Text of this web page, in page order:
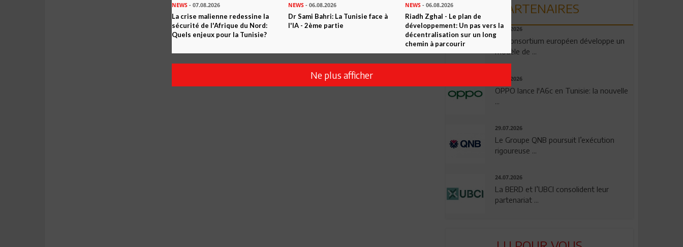
PARTENAIRES
06.08.2026
Un consortium européen développe un
modèle de ...
04.08.2026
OPPO lance l'A6c en Tunisie: la nouvelle
...
29.07.2026
Le Groupe QNB poursuit l’exécution
rigoureuse ...
24.07.2026
La BERD et l’UBCI consolident leur
partenariat ...
NEWS - 07.08.2026
La crise malienne redessine la
sécurité de l'Afrique du Nord:
Quels enjeux pour la Tunisie?
NEWS - 06.08.2026
Dr Sami Bahri: La Tunisie face à
l'IA - 2ème partie
NEWS- 06.08.2026
Riadh Zghal - Le plan de
développement: Un pas vers la
décentralisation sur un long
chemin à parcourir
Ne plus afficher